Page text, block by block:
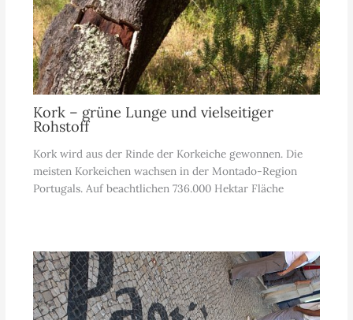
Kork – grüne Lunge und vielseitiger
Rohstoff
Kork wird aus der Rinde der Korkeiche gewonnen. Die
meisten Korkeichen wachsen in der Montado-Region
Portugals. Auf beachtlichen 736.000 Hektar Fläche